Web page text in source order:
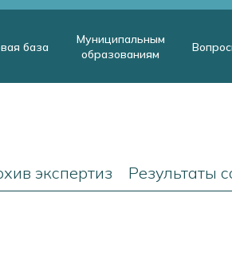
база
Муниципальным
образованиям
экспертиз Результаты